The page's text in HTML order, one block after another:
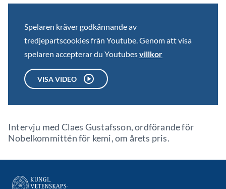
Spelaren kräver godkännande av
tredjepartscookies från Youtube. Genom att visa
spelaren accepterar du Youtubesvillkor
VISA VIDEO
Intervju med Claes Gustafsson, ordförande för
Nobelkommittén för kemi, om årets pris.